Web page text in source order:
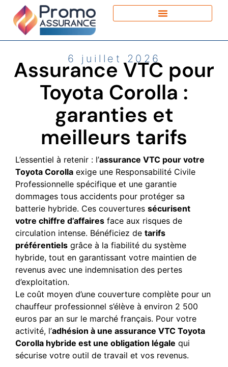
6 juillet 2026
Assurance VTC pour
Toyota Corolla :
garanties et
meilleurs tarifs
L’essentiel à retenir : l’assurance VTC pour votre
Toyota Corolla exige une Responsabilité Civile
Professionnelle spécifique et une garantie
dommages tous accidents pour protéger sa
batterie hybride. Ces couvertures sécurisent
votre chiffre d’affaires face aux risques de
circulation intense. Bénéficiez de tarifs
préférentiels grâce à la fiabilité du système
hybride, tout en garantissant votre maintien de
revenus avec une indemnisation des pertes
d’exploitation.
Le coût moyen d’une couverture complète pour un
chauffeur professionnel s’élève à environ 2 500
euros par an sur le marché français. Pour votre
activité, l’adhésion à une assurance VTC Toyota
Corolla hybride est une obligation légale qui
sécurise votre outil de travail et vos revenus.